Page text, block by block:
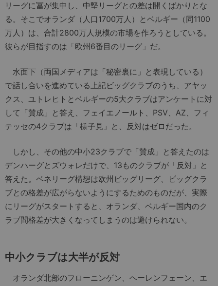
リーグに冨が集中し、中堅リーグとの差は開くばかりとな
る。そこでオランダ（人口1700万人）とベルギー（同1100
万人）は、合計2800万人規模の市場を作ろうとしている。
彼らが目指すのは「欧州6番目のリーグ」だ。
水面下（両国メディアは「秘密裏に」と表現している）
で話し合いを進めている上記ビッグクラブのうち、アヤッ
クス、ユトレヒトとベルギーの5大クラブはアンケートに対
して「賛成」と答え、フェイエノールト、PSV、AZ、フィ
テッセの4クラブは「様子見」と、反対はゼロだった。
しかし、その他の中小23クラブで「賛成」と答えたのは
デンハーグとズウォレだけで、13ものクラブが「反対」と
答えた。ベネリーグ構想は欧州ビッグリーグ、ビッグクラ
ブとの格差が広がらないようにするためのものだが、実際
にリーグがスタートすると、オランダ、ベルギー国内のク
ラブ間格差が大きくなってしまうのは避けられない。
中小クラブは大半が反対
オランダ北部のフローニンゲン、ヘーレンフェーン、エ